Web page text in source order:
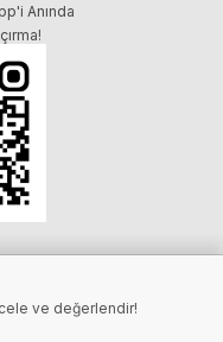
ve değerlendir!
Anında